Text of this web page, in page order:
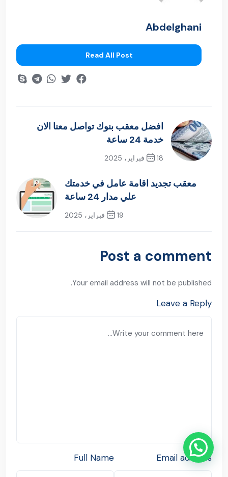
Abdelghani
Read All Post
افضل معقب بنوك تواصل معنا الان
خدمة 24 ساعة
18 فبراير، 2025
معقب تجديد اقامة عامل في خدمتك
علي مدار 24 ساعة
19 فبراير، 2025
Next Post
Post a comment
Your email address will not be published.
Leave a Reply
Full Name Email address